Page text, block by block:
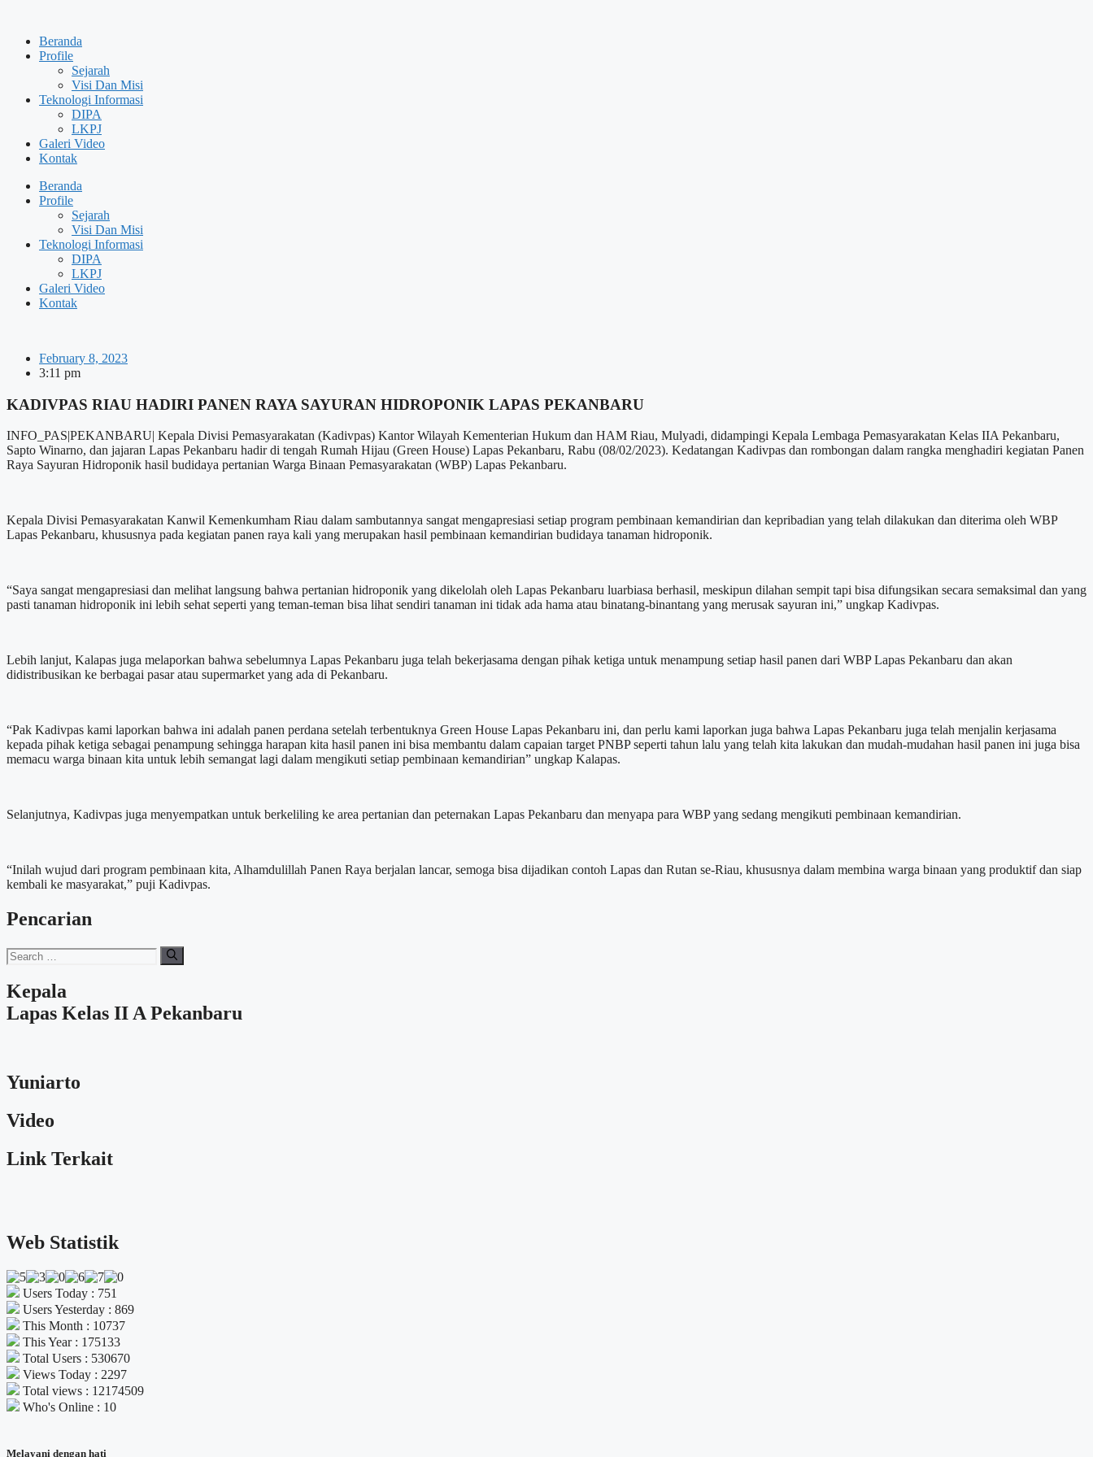
contentBeranda
Profile
Sejarah
Visi Dan Misi
Teknologi Informasi
DIPA
LKPJ
Galeri Video
Kontak
Beranda
Profile
Sejarah
Visi Dan Misi
Teknologi Informasi
DIPA
LKPJ
Galeri Video
Kontak
February 8, 2023
3:11 pm
KADIVPAS RIAU HADIRI PANEN RAYA SAYURAN HIDROPONIK LAPAS PEKANBARU
INFO_PAS|PEKANBARU| Kepala Divisi Pemasyarakatan (Kadivpas) Kantor Wilayah Kementerian Hukum dan HAM Riau, Mulyadi, didampingi Kepala Lembaga Pemasyarakatan Kelas IIA Pekanbaru,
Sapto Winarno, dan jajaran Lapas Pekanbaru hadir di tengah Rumah Hijau (Green House) Lapas Pekanbaru, Rabu (08/02/2023). Kedatangan Kadivpas dan rombongan dalam rangka menghadiri kegiatan Panen
Raya Sayuran Hidroponik hasil budidaya pertanian Warga Binaan Pemasyarakatan (WBP) Lapas Pekanbaru.
Kepala Divisi Pemasyarakatan Kanwil Kemenkumham Riau dalam sambutannya sangat mengapresiasi setiap program pembinaan kemandirian dan kepribadian yang telah dilakukan dan diterima oleh WBP
Lapas Pekanbaru, khususnya pada kegiatan panen raya kali yang merupakan hasil pembinaan kemandirian budidaya tanaman hidroponik.
“Saya sangat mengapresiasi dan melihat langsung bahwa pertanian hidroponik yang dikelolah oleh Lapas Pekanbaru luarbiasa berhasil, meskipun dilahan sempit tapi bisa difungsikan secara semaksimal dan yang
pasti tanaman hidroponik ini lebih sehat seperti yang teman-teman bisa lihat sendiri tanaman ini tidak ada hama atau binatang-binantang yang merusak sayuran ini,” ungkap Kadivpas.
Lebih lanjut, Kalapas juga melaporkan bahwa sebelumnya Lapas Pekanbaru juga telah bekerjasama dengan pihak ketiga untuk menampung setiap hasil panen dari WBP Lapas Pekanbaru dan akan
didistribusikan ke berbagai pasar atau supermarket yang ada di Pekanbaru.
“Pak Kadivpas kami laporkan bahwa ini adalah panen perdana setelah terbentuknya Green House Lapas Pekanbaru ini, dan perlu kami laporkan juga bahwa Lapas Pekanbaru juga telah menjalin kerjasama
kepada pihak ketiga sebagai penampung sehingga harapan kita hasil panen ini bisa membantu dalam capaian target PNBP seperti tahun lalu yang telah kita lakukan dan mudah-mudahan hasil panen ini juga bisa
memacu warga binaan kita untuk lebih semangat lagi dalam mengikuti setiap pembinaan kemandirian” ungkap Kalapas.
Selanjutnya, Kadivpas juga menyempatkan untuk berkeliling ke area pertanian dan peternakan Lapas Pekanbaru dan menyapa para WBP yang sedang mengikuti pembinaan kemandirian.
“Inilah wujud dari program pembinaan kita, Alhamdulillah Panen Raya berjalan lancar, semoga bisa dijadikan contoh Lapas dan Rutan se-Riau, khususnya dalam membina warga binaan yang produktif dan siap
kembali ke masyarakat,” puji Kadivpas.
Pencarian
Search
for:
Kepala
Lapas Kelas II A Pekanbaru
Yuniarto
Video
Link Terkait
Web Statistik
Users Today : 751
Users Yesterday : 869
This Month : 10737
This Year : 175133
Total Users : 530670
Views Today : 2297
Total views : 12174509
Who's Online : 10
Melayani dengan hati